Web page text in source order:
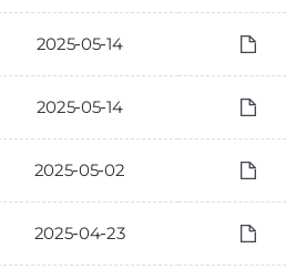
2025-05-14
2025-05-14
2025-05-02
2025-04-23